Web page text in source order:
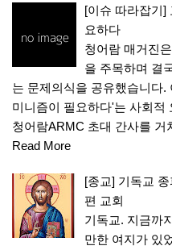
[이슈 따라잡기]
요하다
청어람 매거진
을 주목하며 결
는 문제의식을 공유했습니다.
미니즘이 필요하다'는 사회적
청어람ARMC 초대 간사를
Read More
[종교] 기독교
편 교회
기독교. 지금까
만한 여지가 있